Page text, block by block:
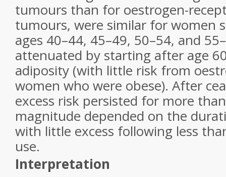
tumours than for oestrogen-
tumours, were similar for women
ages 40–44, 45–49, 50–54, and
attenuated by starting after age
adiposity (with little risk from
women who were obese). After
excess risk persisted for more
magnitude depended on the
with little excess following less
use.
Interpretation